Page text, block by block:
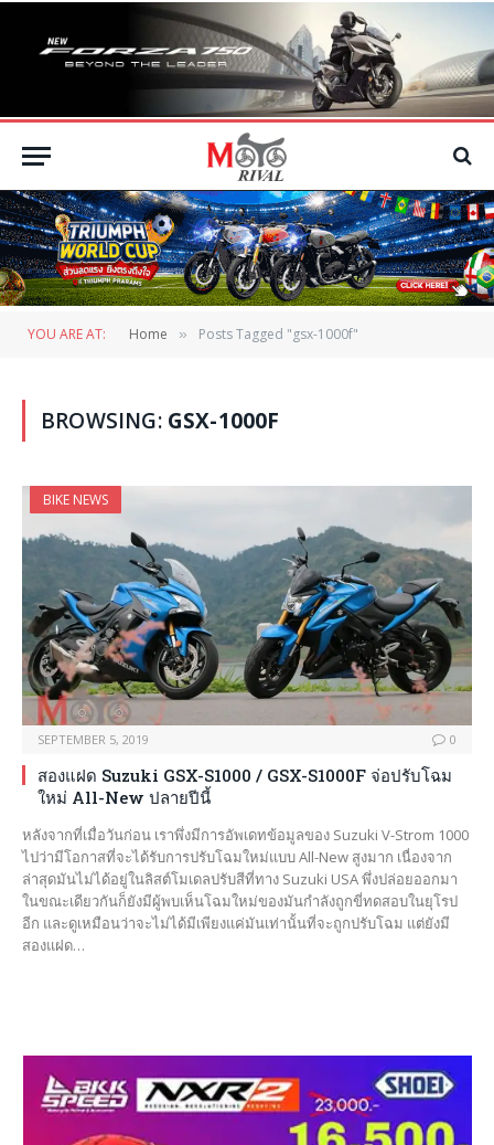
YOU ARE AT: Home » Posts Tagged "gsx-1000f"
BROWSING: GSX-1000F
BIKE NEWS
SEPTEMBER 5, 2019 0
สองแฝด Suzuki GSX-S1000 / GSX-S1000F จ่อปรับโฉม
ใหม่ All-New ปลายปีนี้
หลังจากที่เมื่อวันก่อน เราพึ่งมีการอัพเดทข้อมูลของ Suzuki V-Strom 1000
ไปว่ามีโอกาสที่จะได้รับการปรับโฉมใหม่แบบ All-New สูงมาก เนื่องจาก
ล่าสุดมันไม่ได้อยู่ในลิสต์โมเดลปรับสีที่ทาง Suzuki USA พึ่งปล่อยออกมา
ในขณะเดียวกันก็ยังมีผู้พบเห็นโฉมใหม่ของมันกำลังถูกขี่ทดสอบในยุโรป
อีก และดูเหมือนว่าจะไม่ได้มีเพียงแค่มันเท่านั้นที่จะถูกปรับโฉม แต่ยังมี
สองแฝด…